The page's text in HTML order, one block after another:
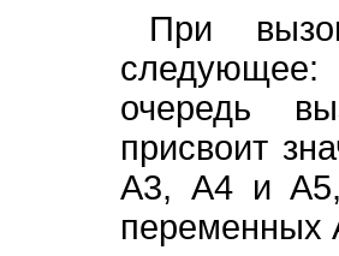
При
очередь
присвоит
A3, А4 и А5,
переменных